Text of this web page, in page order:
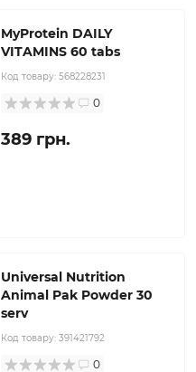
MyProtein DAILY
VITAMINS 60 tabs
Код товару: 568228231
0
389 грн.
Universal Nutrition
Animal Pak Powder 30
serv
Код товару: 391421792
0